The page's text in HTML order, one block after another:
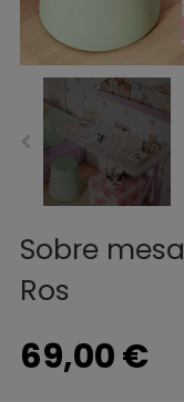
Sobre
Ros
69,00 €